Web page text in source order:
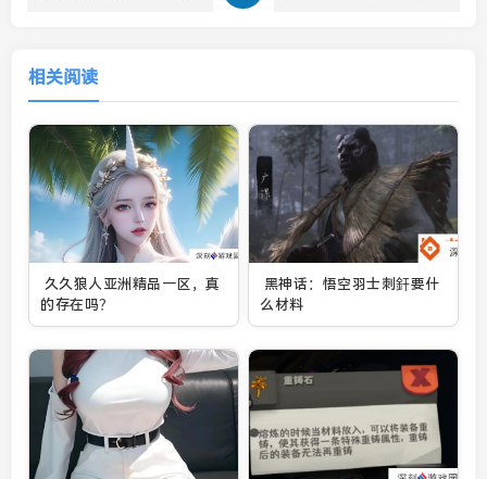
相关阅读
久久狼人亚洲精品一区，真
的存在吗？
黑神话：悟空羽士刺釬要什
么材料